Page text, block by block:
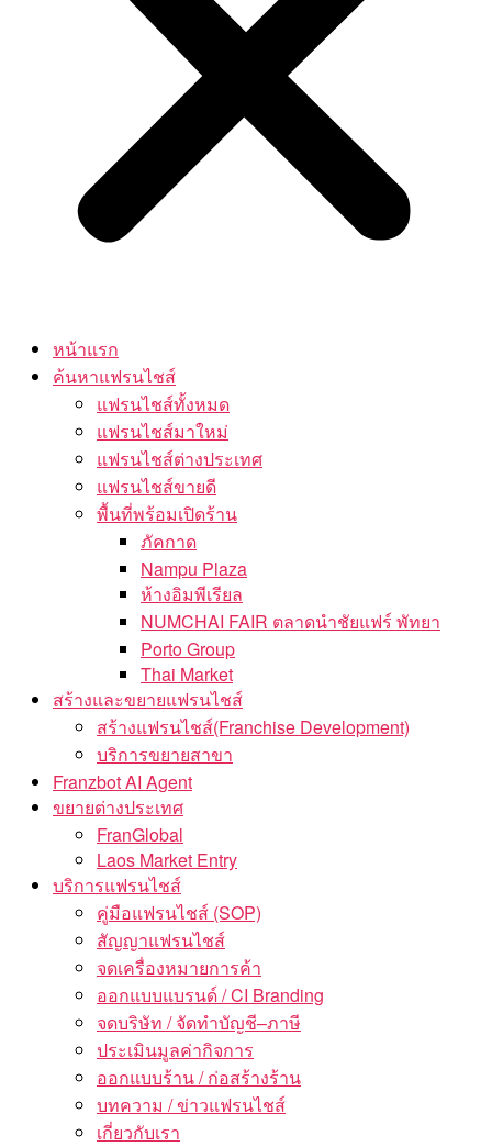
หน้าแรก
ค้นหาแฟรนไชส์
แฟรนไชส์ทั้งหมด
แฟรนไชส์มาใหม่
แฟรนไชส์ต่างประเทศ
แฟรนไชส์ขายดี
พื้นที่พร้อมเปิดร้าน
ภัคกาด
Nampu Plaza
ห้างอิมพีเรียล
NUMCHAI FAIR ตลาดนำชัยแฟร์ พัทยา
Porto Group
Thai Market
สร้างและขยายแฟรนไชส์
สร้างแฟรนไชส์(Franchise Development)
บริการขยายสาขา
Franzbot AI Agent
ขยายต่างประเทศ
FranGlobal
Laos Market Entry
บริการแฟรนไชส์
คู่มือแฟรนไชส์ (SOP)
สัญญาแฟรนไชส์
จดเครื่องหมายการค้า
ออกแบบแบรนด์ / CI Branding
จดบริษัท / จัดทำบัญชี–ภาษี
ประเมินมูลค่ากิจการ
ออกแบบร้าน / ก่อสร้างร้าน
บทความ / ข่าวแฟรนไชส์
เกี่ยวกับเรา